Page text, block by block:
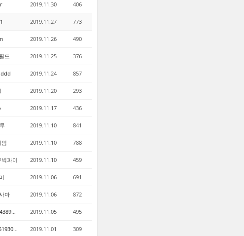
2019.11.30 406
2019.11.27 773
2019.11.26 490
드 2019.11.25 376
2019.11.24 857
2019.11.20 293
2019.11.17 436
2019.11.10 841
임 2019.11.10 788
파이 2019.11.10 459
2019.11.06 691
마 2019.11.06 872
LRXOtis564389891 2019.11.05 495
BerndX045193055 2019.11.01 309